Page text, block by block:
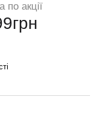
по акції